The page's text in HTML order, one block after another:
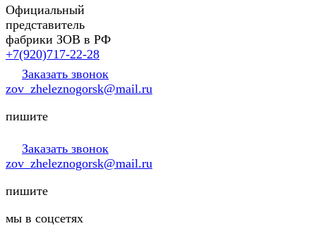
Официальный
представитель
фабрики ЗОВ в РФ
+7(920)717-22-28
Заказать звонок
zov_zheleznogorsk@mail.ru
пишите
Заказать звонок
zov_zheleznogorsk@mail.ru
пишите
мы в соцсетях